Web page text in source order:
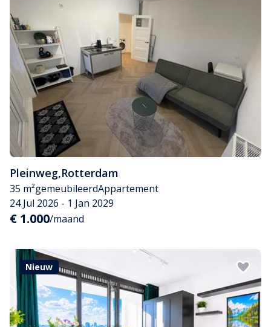
Pleinweg,Rotterdam
35 m²gemeubileerdAppartement
24 Jul 2026 - 1 Jan 2029
€ 1.000/maand
Nieuw